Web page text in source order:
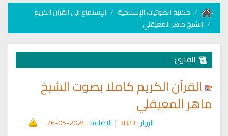
مكتبة الصوتيات الإسلامية
الإستماع الى القرآن الكريم
الشيخ ماهر المعيقلي
القارئ
القرآن الكريم كاملاً بصوت الشيخ
ماهر المعيقلي
الزوار: 3823
| الإضافة: 2024-05-26